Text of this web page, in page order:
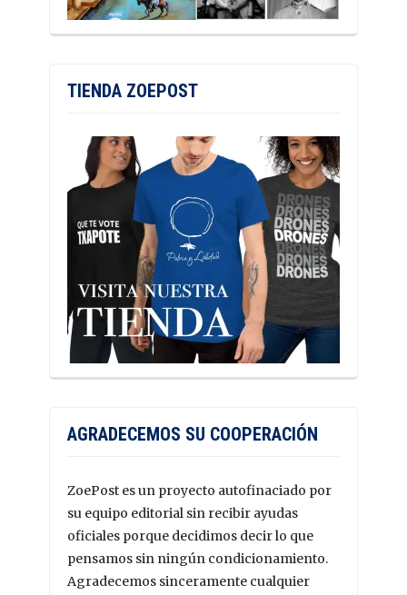
TIENDA ZOEPOST
AGRADECEMOS SU COOPERACIÓN
ZoePost es un proyecto autofinaciado por
su equipo editorial sin recibir ayudas
oficiales porque decidimos decir lo que
pensamos sin ningún condicionamiento.
Agradecemos sinceramente cualquier